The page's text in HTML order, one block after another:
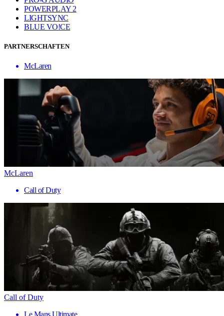
POWERPLAY 2
LIGHTSYNC
BLUE VO!CE
PARTNERSCHAFTEN
McLaren
McLaren
Call of Duty
Call of Duty
Le Mans Ultimate